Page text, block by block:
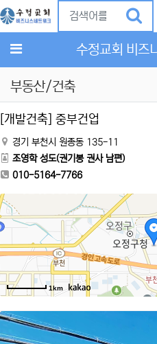
메뉴 수정교회 비즈
부동산/건축
[개발건축] 중부건업
경기 부천시 원종동 135-11
조영학 성도(권기봉 권사 남편)
010-5164-7766
1km